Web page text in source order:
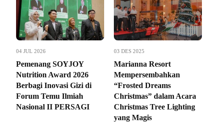
04 JUL 2026
Pemenang SOYJOY
Nutrition Award 2026
Berbagi Inovasi Gizi di
Forum Temu Ilmiah
Nasional II PERSAGI
03 DES 2025
Marianna Resort
Mempersembahkan
“Frosted Dreams
Christmas” dalam Acara
Christmas Tree Lighting
yang Magis